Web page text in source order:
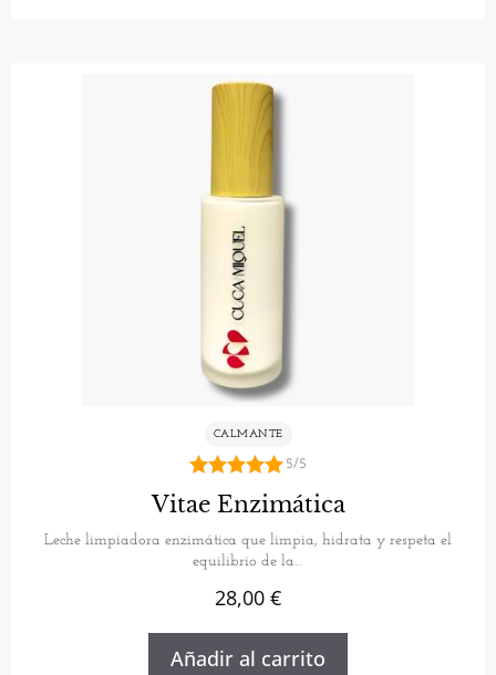
CALMANTE
5.00
de 5
5/5
Vitae Enzimática
Leche limpiadora enzimática que limpia, hidrata y respeta el
equilibrio de la…
28,00 €
Añadir al carrito